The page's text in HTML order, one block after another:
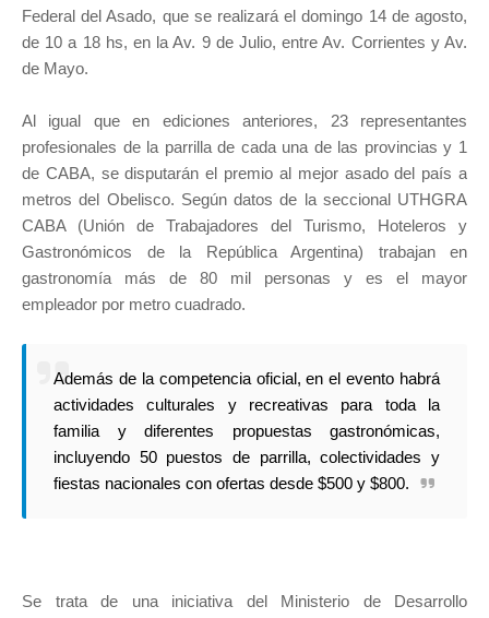
Federal del Asado, que se realizará el domingo 14 de agosto,
de 10 a 18 hs, en la Av. 9 de Julio, entre Av. Corrientes y Av.
de Mayo.
Al igual que en ediciones anteriores, 23 representantes
profesionales de la parrilla de cada una de las provincias y 1
de CABA, se disputarán el premio al mejor asado del país a
metros del Obelisco. Según datos de la seccional UTHGRA
CABA (Unión de Trabajadores del Turismo, Hoteleros y
Gastronómicos de la República Argentina) trabajan en
gastronomía más de 80 mil personas y es el mayor
empleador por metro cuadrado.
Además de la competencia oficial, en el evento habrá
actividades culturales y recreativas para toda la
familia y diferentes propuestas gastronómicas,
incluyendo 50 puestos de parrilla, colectividades y
fiestas nacionales con ofertas desde $500 y $800.
Se trata de una iniciativa del Ministerio de Desarrollo